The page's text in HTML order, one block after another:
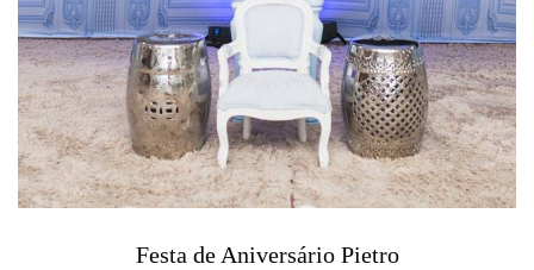
Festa de Aniversário Pietro